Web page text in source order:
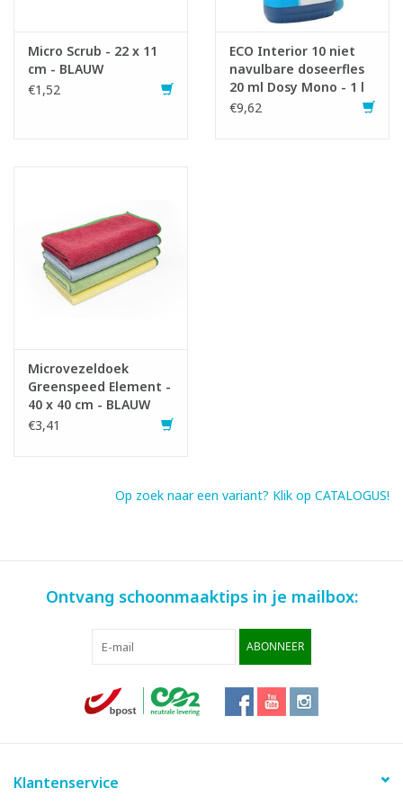
1x750016B Verstuiver Boma Interior - zonder kop
1x751011 Spraykop verstuiver - 650 ml - BLAUW
Micro Scrub - 22 x 11
cm - BLAUW
€1,52
ECO Interior 10 niet
navulbare doseerfles
20 ml Dosy Mono - 1 l
€9,62
Microvezeldoek
Greenspeed Element -
40 x 40 cm - BLAUW
€3,41
Op zoek naar een variant? Klik op CATALOGUS!
Ontvang schoonmaaktips in je mailbox:
ABONNEER
Klantenservice